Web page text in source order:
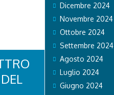
Dicembre 2024
Novembre 2024
Ottobre 2024
Settembre 2024
Agosto 2024
Luglio 2024
Giugno 2024